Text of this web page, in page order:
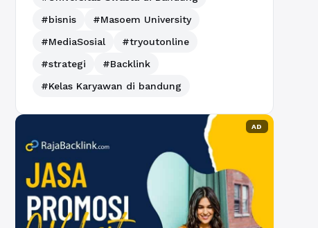
#bisnis
#Masoem University
#MediaSosial
#tryoutonline
#strategi
#Backlink
#Kelas Karyawan di bandung
AD